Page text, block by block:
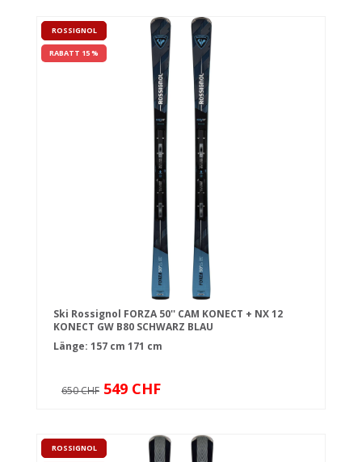
ROSSIGNOL
RABATT 15 %
Ski Rossignol FORZA 50'' CAM KONECT + NX 12
KONECT GW B80 SCHWARZ BLAU
Länge: 157 cm 171 cm
650 CHF 549 CHF
ROSSIGNOL